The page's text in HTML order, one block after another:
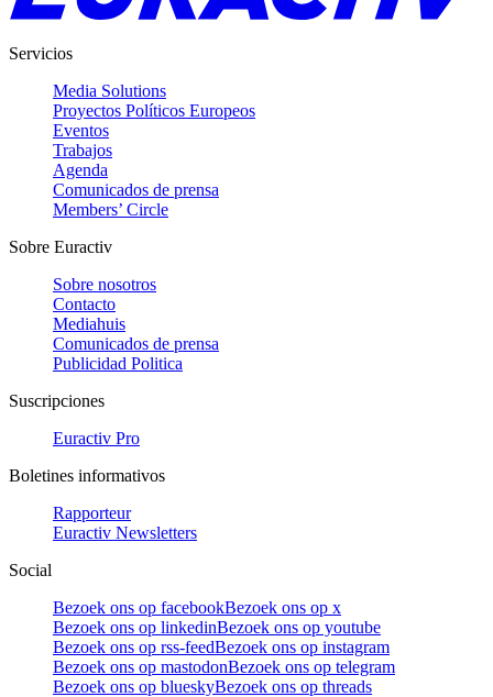
Servicios
Media Solutions
Proyectos Políticos Europeos
Eventos
Trabajos
Agenda
Comunicados de prensa
Members’ Circle
Sobre Euractiv
Sobre nosotros
Contacto
Mediahuis
Comunicados de prensa
Publicidad Politica
Suscripciones
Euractiv Pro
Boletines informativos
Rapporteur
Euractiv Newsletters
Social
Bezoek ons op facebookBezoek ons op x
Bezoek ons op linkedinBezoek ons op youtube
Bezoek ons op rss-feedBezoek ons op instagram
Bezoek ons op mastodonBezoek ons op telegram
Bezoek ons op blueskyBezoek ons op threads